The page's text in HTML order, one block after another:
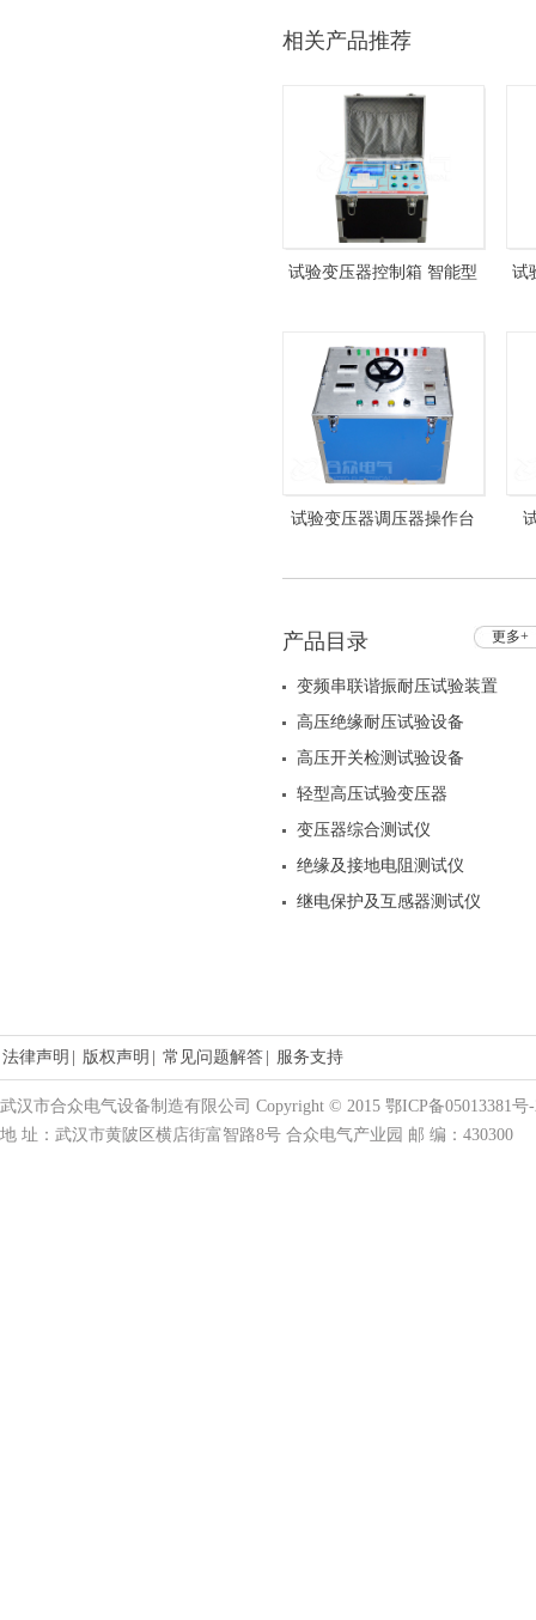
相关产品推荐
试验变压器控制箱 智能型
压器操作箱
试
试验变压器调压器操作台
更多+
产品目录
变频串联谐振耐压试验装置
高压绝缘耐压试验设备
高压开关检测试验设备
轻型高压试验变压器
变压器综合测试仪
绝缘及接地电阻测试仪
继电保护及互感器测试仪
法律声明 版权声明 常见问题解答 服务支持
武汉市合众电气设备制造有限公司 Copyright © 2015 鄂ICP备05013381号
地 址：武汉市黄陂区横店街富智路8号 合众电气产业园 邮 编：430300